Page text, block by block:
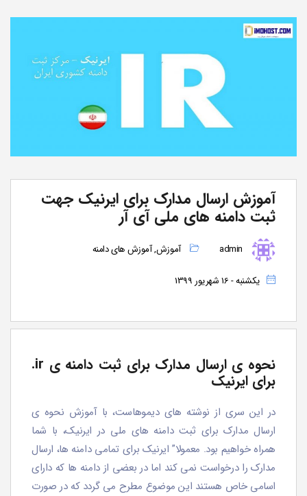
آموزش ارسال مدارک برای ایرنیک جهت
ثبت دامنه های ملی آی آر
admin آموزش,آموزش های دامنه
یکشنبه - 16 شهریور 1399
نحوه ی ارسال مدارک برای ثبت دامنه ی ir.
برای ایرنیک
در این سری از نوشته های دیموهاست، با آموزش نحوه ی
ارسال مدارک برای ثبت دامنه های ملی در ایرنیک، با شما
همراه خواهیم بود. معمولا” ایرنیک برای تمامی دامنه ها، ارسال
مدارک را درخواست نمی کند اما در بعضی از دامنه ها که دارای
اسامی خاص هستند این موضوع مطرح می گردد که در صورت